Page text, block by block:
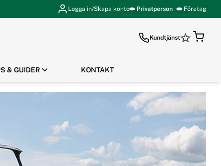
Logga in/Skapa konto Privatperson Företag
Kundtjänst
& GUIDER KONTAKT
GÅ TILL KASSAN